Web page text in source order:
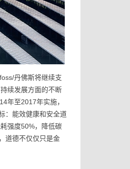
丹佛斯将继续支
续发展方面的不断
年至2017年实施，
：能效健康和安全道
强度50%，降低碳
道德不仅仅只是金